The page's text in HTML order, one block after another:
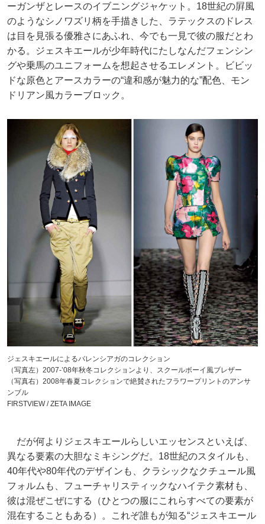
ーガンザとレースのイブニングジャケット。18世紀の屛風
のようなシノワズリ柄を手描きした、ラテックスのドレス
は目を見張る優雅さにあふれ、今でも一見で彼の服だとわ
かる。ジェスキエールが少年時代にたしなんだフェンシン
グや乗馬のユニフォームを想起させるエレメント。ビビッ
ドな原色とアースカラーの“違和感が魅力的な”配色、モン
ドリアン風カラーブロック。
ジェスキエールによるバレンシアガのコレクション
（写真左）2007-’08年秋冬コレクションより、スクールボーイ風ブレザー
（写真右）2008年春夏コレクションで絶賛されたフラワープリントのアンサ
ンブル
FIRSTVIEW / ZETA IMAGE
だが何よりジェスキエールらしいエッセンスといえば、
異なる要素の大胆なミキシングだ。18世紀のスタイルも、
40年代や80年代のデザインも、クラシックなクチュール風
フォルムも、フューチャリスティックなハイテク素材も、
彼は混ぜこぜにする（ひとつの服にこれらすべての要素が
混在することもある）。これぞ誰もが知る“ジェスキエール